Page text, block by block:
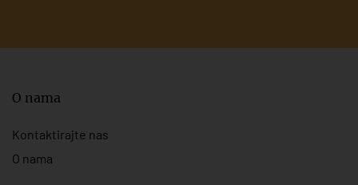
O nama
Kontaktirajte nas
O nama